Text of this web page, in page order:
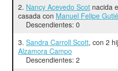
2. Nancy Acevedo Scot nacida
casada con Manuel Felipe
Descendientes: 0
3. Sandra Carroll Scott, con 2
Alzamora Campo
Descendientes: 2